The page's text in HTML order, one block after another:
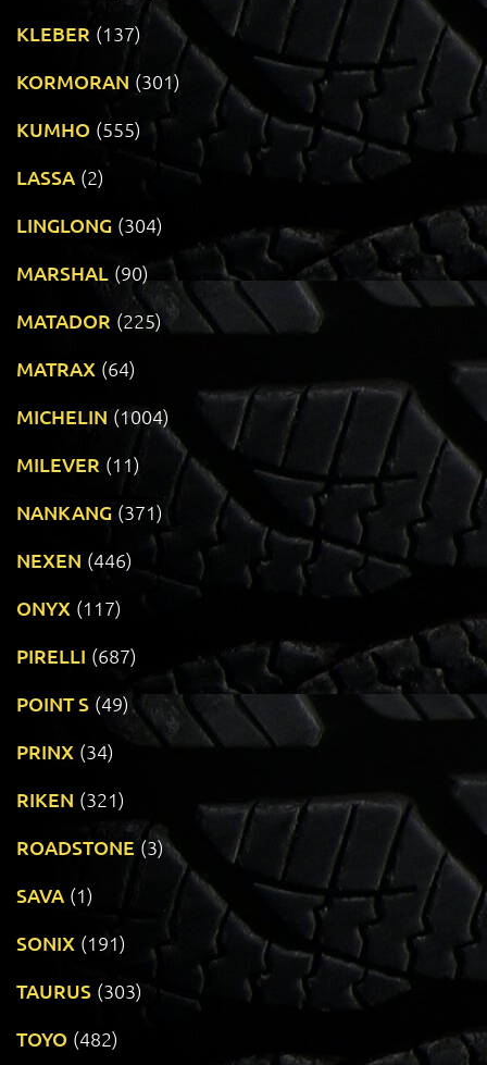
KLEBER (137)
KORMORAN (301)
KUMHO (555)
LASSA (2)
LINGLONG (304)
MARSHAL (90)
MATADOR (225)
MATRAX (64)
MICHELIN (1004)
MILEVER (11)
NANKANG (371)
NEXEN (446)
ONYX (117)
PIRELLI (687)
POINT S (49)
PRINX (34)
RIKEN (321)
ROADSTONE (3)
SAVA (1)
SONIX (191)
TAURUS (303)
TOYO (482)